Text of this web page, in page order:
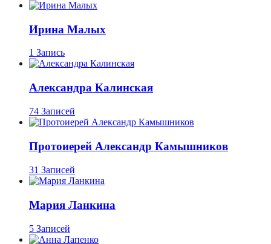
Ирина Малых
1 Запись
Александра Калинская
74 Записей
Протоиерей Александр Камышников
31 Записей
Мария Ланкина
5 Записей